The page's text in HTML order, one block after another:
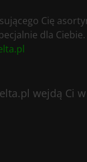
Cię
dla Ciebie.
wejdą Ci